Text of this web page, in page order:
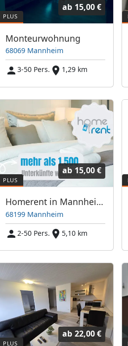
ab 15,00 €
Monteurwohnung
68069 Mannheim
3-50 Pers.
1,29 km
ab 15,00 €
Homerent in Mannheim und Umgebung
68199 Mannheim
2-50 Pers.
5,10 km
ab 22,00 €